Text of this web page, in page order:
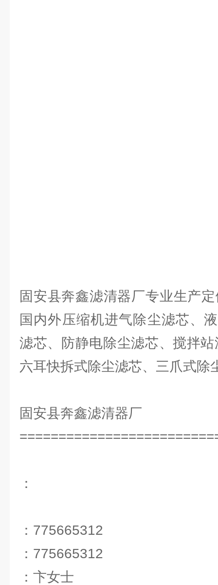
固安县奔鑫滤清器厂专业生产
国内外压缩机进气除尘滤芯、
滤芯、防静电除尘滤芯、搅拌
六耳快拆式除尘滤芯、三爪式除
固安县奔鑫滤清器厂
：
：775665312
：775665312
：卞女士